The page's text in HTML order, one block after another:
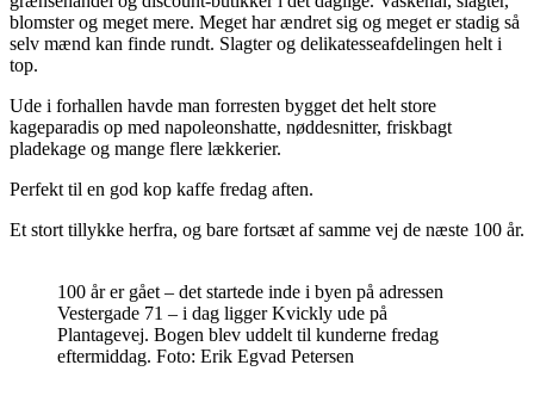
blomster og meget mere. Meget har ændret sig og meget er stadig så
selv mænd kan finde rundt. Slagter og delikatesseafdelingen helt i
top.
Ude i forhallen havde man forresten bygget det helt store
kageparadis op med napoleonshatte, nøddesnitter, friskbagt
pladekage og mange flere lækkerier.
Perfekt til en god kop kaffe fredag aften.
Et stort tillykke herfra, og bare fortsæt af samme vej de næste 100 år.
100 år er gået – det startede inde i byen på adressen
Vestergade 71 – i dag ligger Kvickly ude på
Plantagevej. Bogen blev uddelt til kunderne fredag
eftermiddag. Foto: Erik Egvad Petersen